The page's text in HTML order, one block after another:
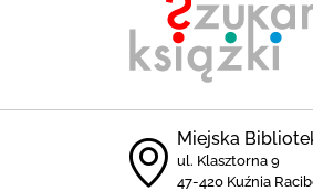
Miejska
ul. Klasztorna 9
47-420 Kuźnia